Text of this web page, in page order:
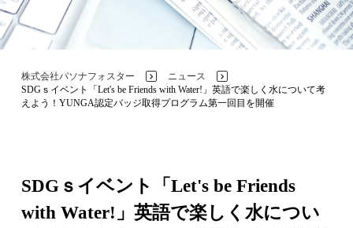
株式会社パソナフォスター >ニュース
SDGｓイベント「Let's be Friends with Water!」英語で楽しく水について考
えよう！YUNGA認定バッジ取得プログラム第一回目を開催
SDGｓイベント「Let's be Friends
with Water!」英語で楽しく水につい